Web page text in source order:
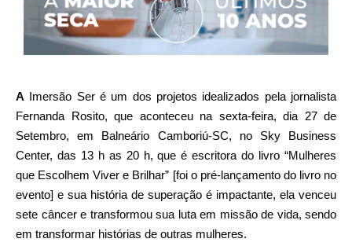
A Imersão Ser é um dos projetos idealizados pela jornalista
Fernanda Rosito, que aconteceu na sexta-feira, dia 27 de
Setembro, em Balneário Camboriú-SC, no Sky Business
Center, das 13 h as 20 h, que é escritora do livro “Mulheres
que Escolhem Viver e Brilhar” [foi o pré-lançamento do livro no
evento] e sua história de superação é impactante, ela venceu
sete câncer e transformou sua luta em missão de vida, sendo
em transformar histórias de outras mulheres.